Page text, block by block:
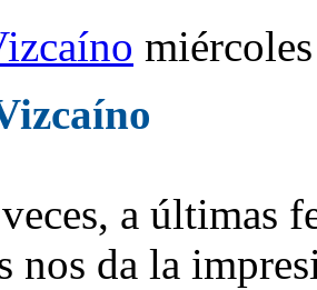
a últimas
nos da la